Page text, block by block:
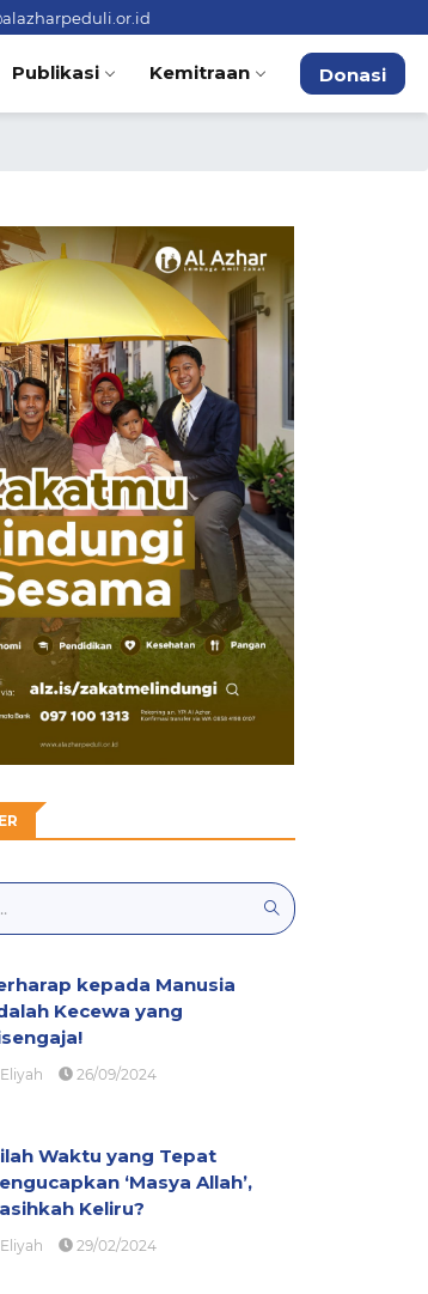
Publikasi Kemitraan Donasi
kepada Manusia
Kecewa yang
26/09/2024
Waktu yang Tepat
‘Masya Allah’,
Keliru?
29/02/2024